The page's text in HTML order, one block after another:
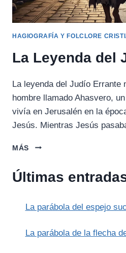
HAGIOGRAFÍA Y FOLCLORE
La Leyenda del
La leyenda del Judío Errante
hombre llamado Ahasvero,
vivía en Jerusalén en la
Jesús. Mientras Jesús
MÁS
LA
JUDÍO
Últimas
La parábola del espejo
La parábola de la flecha